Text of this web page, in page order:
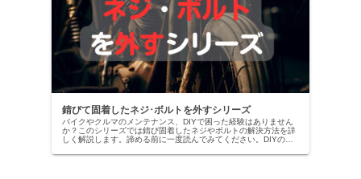
錆びて固着したネジ･ボルトを外すシリーズ
バイクやクルマのメンテナンス、DIYで困った経験はありません
か？このシリーズでは錆び固着したネジやボルトの解決方法を詳
しく解説します。諦める前に一度読んでみてください。DIYの技
よ！